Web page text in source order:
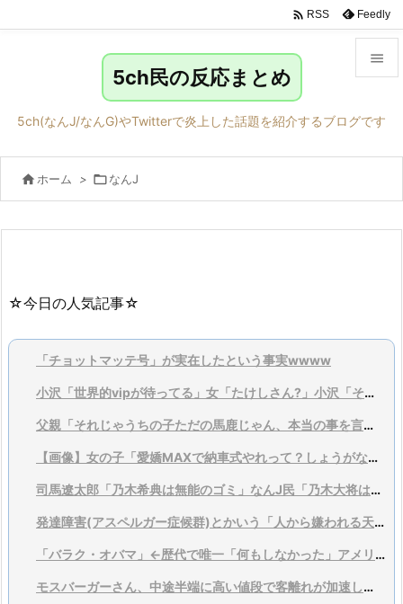

メニュ
サイド

 RSS Feedly
5ch民の反応まとめ
5ch(なんJ/なんG)やTwitterで炎上した話題を紹介するブログです
 ホーム > なんJ
☆今日の人気記事☆
「チョットマッテ号」が実在したという事実wwww
小沢「世界的vipが待ってる」女「たけしさん?」小沢「それは言い過ぎ、そこまでではない」
父親「それじゃうちの子ただの馬鹿じゃん、本当の事を言ってくれ」
【画像】女の子「愛嬌MAXで納車式やれって？しょうがないなあ…」
司馬遼太郎「乃木希典は無能のゴミ」なんJ民「乃木大将は有能」
発達障害(アスペルガー症候群)とかいう「人から嫌われる天才」
「バラク・オバマ」←歴代で唯一「何もしなかった」アメリカ大統領
モスバーガーさん、中途半端に高い値段で客離れが加速してしまうｗｗｗｗｗｗｗ